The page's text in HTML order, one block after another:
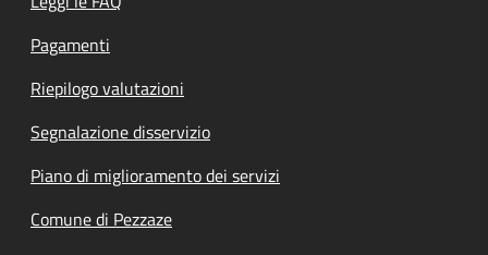
Pagamenti
Riepilogo valutazioni
Segnalazione disservizio
Piano di miglioramento dei servizi
Comune di Pezzaze